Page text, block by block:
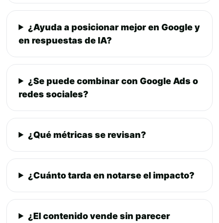
¿Ayuda a posicionar mejor en Google y
en respuestas de IA?
¿Se puede combinar con Google Ads o
redes sociales?
¿Qué métricas se revisan?
¿Cuánto tarda en notarse el impacto?
¿El contenido vende sin parecer